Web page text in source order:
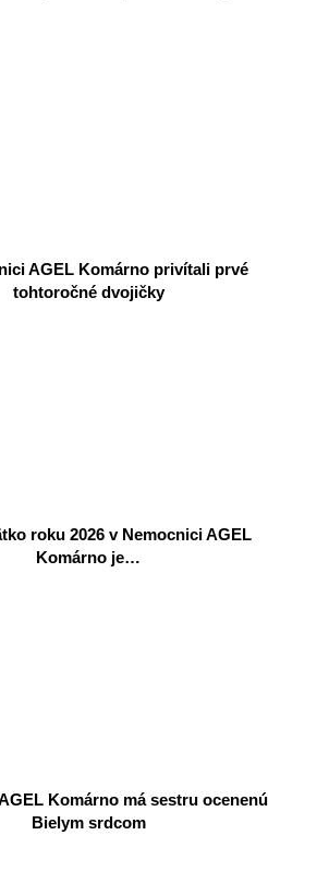
AGEL Komárno privítali prvé
tohtoročné dvojičky
roku 2026 v Nemocnici AGEL
Komárno je…
Komárno má sestru ocenenú
Bielym srdcom